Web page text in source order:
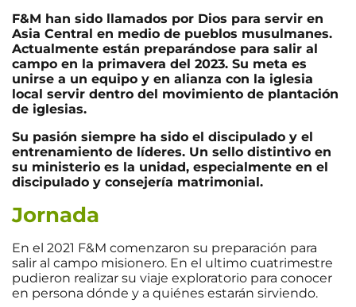
F&M han sido llamados por Dios para servir en
Asia Central en medio de pueblos musulmanes.
Actualmente están preparándose para salir al
campo en la primavera del 2023. Su meta es
unirse a un equipo y en alianza con la iglesia
local servir dentro del movimiento de plantación
de iglesias.
Su pasión siempre ha sido el discipulado y el
entrenamiento de líderes. Un sello distintivo en
su ministerio es la unidad, especialmente en el
discipulado y consejería matrimonial.
Jornada
En el 2021 F&M comenzaron su preparación para
salir al campo misionero. En el ultimo cuatrimestre
pudieron realizar su viaje exploratorio para conocer
en persona dónde y a quiénes estarán sirviendo.